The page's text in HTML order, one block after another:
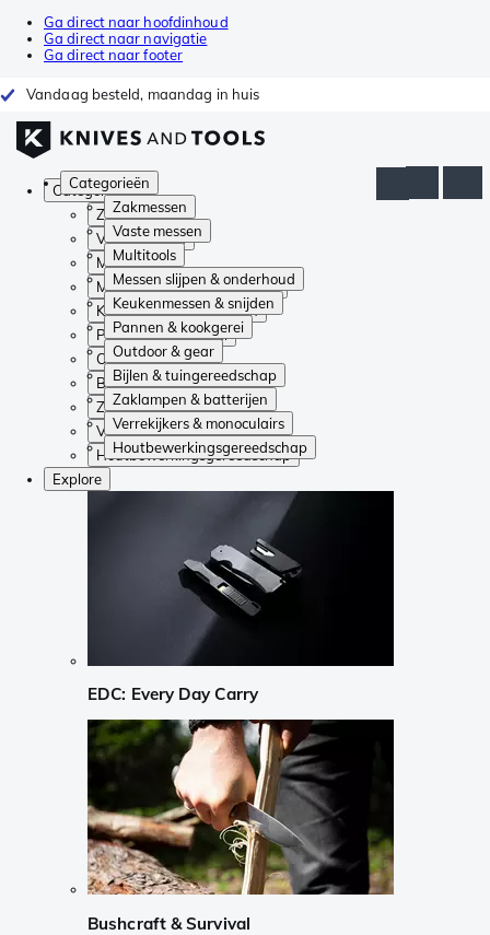
Ga direct naar hoofdinhoud
Ga direct naar navigatie
Ga direct naar footer
Vandaag besteld, maandag in huis
Categorieën
Zakmessen
Vaste messen
Multitools
Messen slijpen & onderhoud
Keukenmessen & snijden
Pannen & kookgerei
Outdoor & gear
Bijlen & tuingereedschap
Zaklampen & batterijen
Verrekijkers & monoculairs
Houtbewerkingsgereedschap
Categorieën
Zakmessen
Vaste messen
Multitools
Messen slijpen & onderhoud
Keukenmessen & snijden
Pannen & kookgerei
Outdoor & gear
Bijlen & tuingereedschap
Zaklampen & batterijen
Verrekijkers & monoculairs
Houtbewerkingsgereedschap
Explore
EDC: Every Day Carry
Bushcraft & Survival